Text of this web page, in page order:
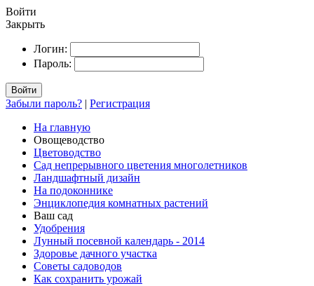
Войти
Закрыть
Логин:
Пароль:
Войти
Забыли пароль? | Регистрация
На главную
Овощеводство
Цветоводство
Сад непрерывного цветения многолетников
Ландшафтный дизайн
На подоконнике
Энциклопедия комнатных растений
Ваш сад
Удобрения
Лунный посевной календарь - 2014
Здоровье дачного участка
Советы садоводов
Как сохранить урожай